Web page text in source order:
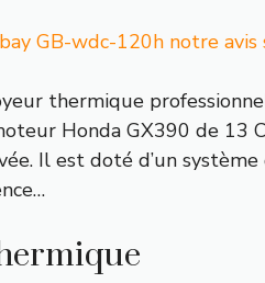
GB-wdc-120h notre
thermique
Honda GX390 de 13
Il est doté d’un